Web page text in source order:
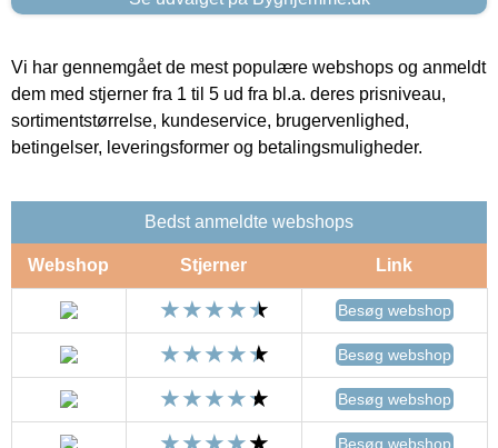
Vi har gennemgået de mest populære webshops og anmeldt
dem med stjerner fra 1 til 5 ud fra bl.a. deres prisniveau,
sortimentstørrelse, kundeservice, brugervenlighed,
betingelser, leveringsformer og betalingsmuligheder.
Bedst anmeldte webshops
Webshop Stjerner Link
Besøg webshop
Besøg webshop
Besøg webshop
Besøg webshop